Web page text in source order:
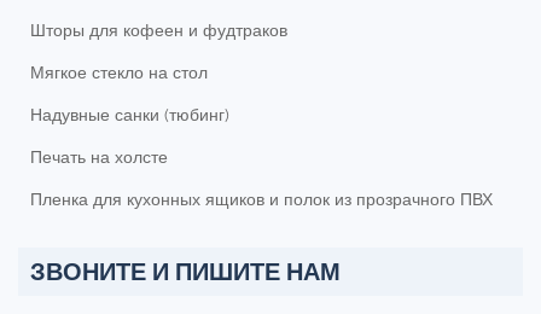
Шторы для кофеен и фудтраков
Мягкое стекло на стол
Надувные санки (тюбинг)
Печать на холсте
Пленка для кухонных ящиков и полок из прозрачного ПВХ
ЗВОНИТЕ И ПИШИТЕ НАМ